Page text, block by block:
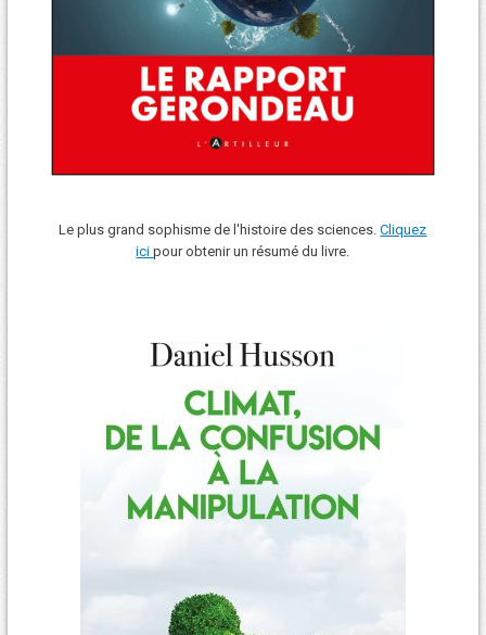
Le plus grand sophisme de l'histoire des sciences.Cliquez
icipour obtenir un résumé du livre.